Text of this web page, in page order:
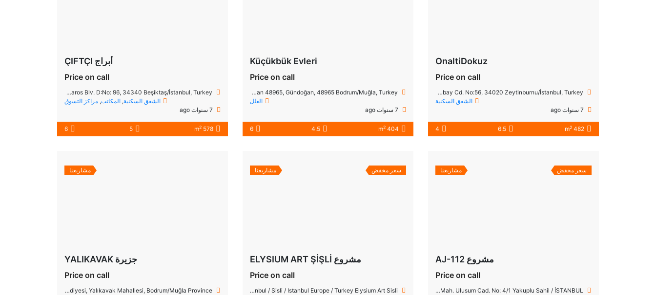
أبراج ÇIFTÇI
Price on call
Nisbetiye Mahallesi, Barbaros Blv. D:No: 96, 34340 Beşiktaş/İstanbul, Turkey
الشقق السكنية, المكاتب, مراكز التسوق
578 m
2
5
6
Küçükbük Evleri
Price on call
Küçükbük Sahil Şeridi Küme Evleri No:1 Seba Gliss Rezidans Gündoğan 48965, Gündoğan, 48965 Bodrum/Muğla, Turkey
الفلل
404 m
2
4.5
6
OnaltiDokuz
Price on call
Kazlıçeşme Mh., Abay Cd. No:56, 34020 Zeytinburnu/İstanbul, Turkey
الشقق السكنية
482 m
2
6.5
4
مشاريعنا
جزيرة YALIKAVAK
Price on call
47FW+CH Yalıkavak Belediyesi, Yalıkavak Mahallesi, Bodrum/Muğla Province
سعر مخفض مشاريعنا
مشروع ELYSIUM ART ŞİŞLİ
Price on call
Sisli Merkez neighborhood bakery across the street No: 35 Sisli / Istanbul / Sisli / Istanbul Europe / Turkey Elysium Art Sisli
سعر مخفض مشاريعنا
مشروع AJ-112
Price on call
Marmara Mah. Ulusum Cad. No: 4/1 Yakuplu Sahil / İSTANBUL